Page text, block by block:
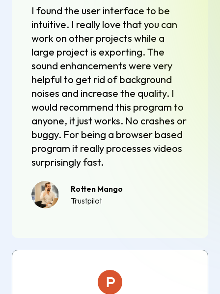
I found the user interface to be
intuitive. I really love that you can
work on other projects while a
large project is exporting. The
sound enhancements were very
helpful to get rid of background
noises and increase the quality. I
would recommend this program to
anyone, it just works. No crashes or
buggy. For being a browser based
program it really processes videos
surprisingly fast.
Rotten Mango
Trustpilot